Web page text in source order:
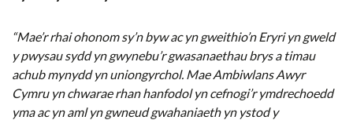
“Mae’r rhai ohonom sy’n byw ac yn gweithio’n Eryri yn gweld
y pwysau sydd yn gwynebu’r gwasanaethau brys a timau
achub mynydd yn uniongyrchol. Mae Ambiwlans Awyr
Cymru yn chwarae rhan hanfodol yn cefnogi’r ymdrechoedd
yma ac yn aml yn gwneud gwahaniaeth yn ystod y